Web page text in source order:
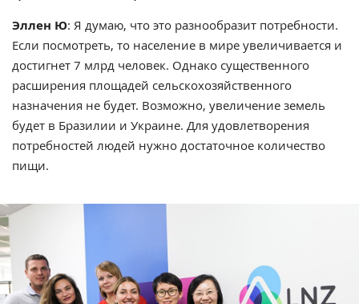
Эллен Ю: Я думаю, что это разнообразит потребности.
Если посмотреть, то население в мире увеличивается и
достигнет 7 млрд человек. Однако существенного
расширения площадей сельскохозяйственного
назначения не будет. Возможно, увеличение земель
будет в Бразилии и Украине. Для удовлетворения
потребностей людей нужно достаточное количество
пищи.